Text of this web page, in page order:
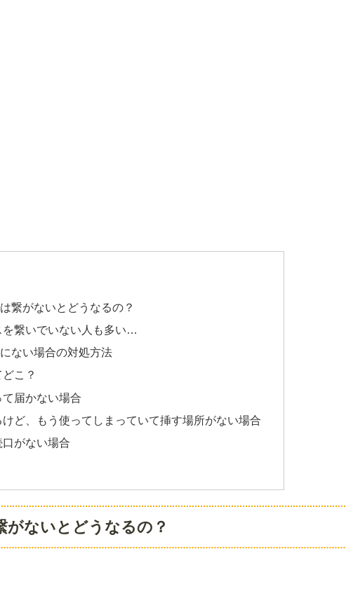
繋がないとどうなるの？
を繋いでいない人も多い…
ない場合の対処方法
こ？
届かない場合
ど、もう使ってしまっていて挿す場所がない場合
がない場合
がないとどうなるの？